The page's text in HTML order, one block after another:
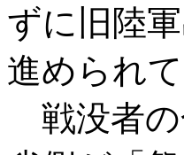
ずに旧陸
進められ
戦没者の